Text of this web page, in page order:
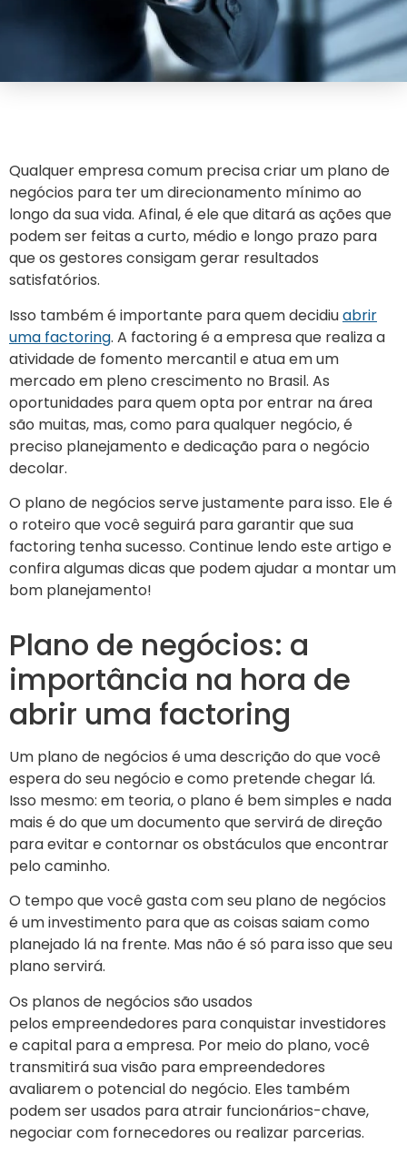
Qualquer empresa comum precisa criar um plano de
negócios para ter um direcionamento mínimo ao
longo da sua vida. Afinal, é ele que ditará as ações que
podem ser feitas a curto, médio e longo prazo para
que os gestores consigam gerar resultados
satisfatórios.
Isso também é importante para quem decidiuabrir
uma factoring. A factoring é a empresa que realiza a
atividade de fomento mercantil e atua em um
mercado em pleno crescimento no Brasil. As
oportunidades para quem opta por entrar na área
são muitas, mas, como para qualquer negócio, é
preciso planejamento e dedicação para o negócio
decolar.
O plano de negócios serve justamente para isso. Ele é
o roteiro que você seguirá para garantir que sua
factoring tenha sucesso. Continue lendo este artigo e
confira algumas dicas que podem ajudar a montar um
bom planejamento!
Plano de negócios: a
importância na hora de
abrir uma factoring
Um plano de negócios é uma descrição do que você
espera do seu negócio e como pretende chegar lá.
Isso mesmo: em teoria, o plano é bem simples e nada
mais é do que um documento que servirá de direção
para evitar e contornar os obstáculos que encontrar
pelo caminho.
O tempo que você gasta com seu plano de negócios
é um investimento para que as coisas saiam como
planejado lá na frente. Mas não é só para isso que seu
plano servirá.
Os planos de negócios são usados ​​
pelos empreendedores para conquistar investidores
e capital para a empresa. Por meio do plano, você
transmitirá sua visão para empreendedores
avaliarem o potencial do negócio. Eles também
podem ser usados ​​para atrair funcionários-chave,
negociar com fornecedores ou realizar parcerias.